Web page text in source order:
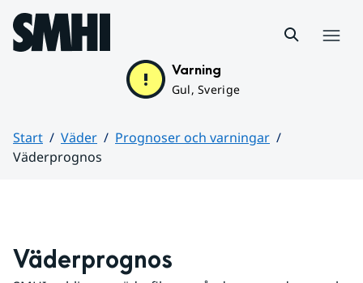
Hoppa till sidans innehåll
Varning
Gul, Sverige
Start Väder
Prognoser och varningar
Väderprognos
Väderprognos